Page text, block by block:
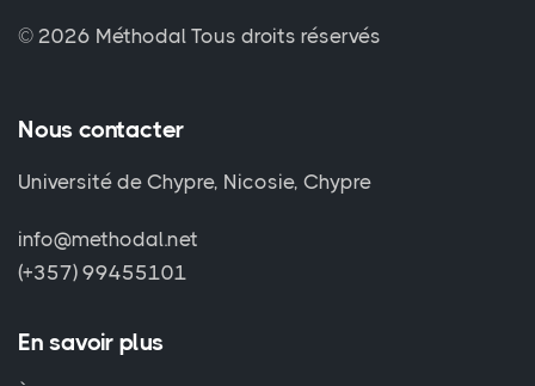
© 2026 Méthodal Tous droits réservés
Nous contacter
Université de Chypre, Nicosie, Chypre
info@methodal.net
(+357) 99455101
En savoir plus